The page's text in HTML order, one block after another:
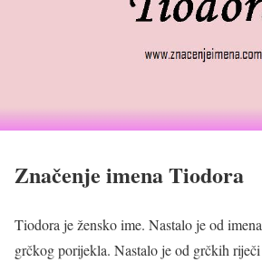
Značenje imena Tiodora
Tiodora je žensko ime. Nastalo je od imena
grčkog porijekla. Nastalo je od grčkih riječi